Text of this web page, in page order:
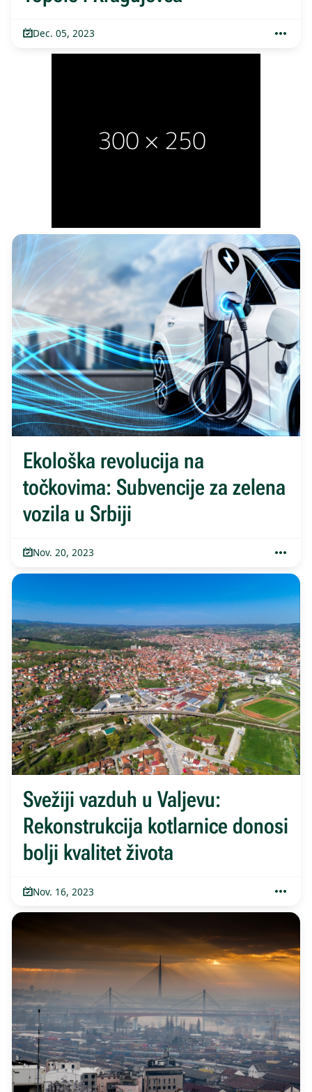
Dec. 05, 2023
Ekološka revolucija na
točkovima: Subvencije za zelena
vozila u Srbiji
Nov. 20, 2023
Svežiji vazduh u Valjevu:
Rekonstrukcija kotlarnice donosi
bolji kvalitet života
Nov. 16, 2023